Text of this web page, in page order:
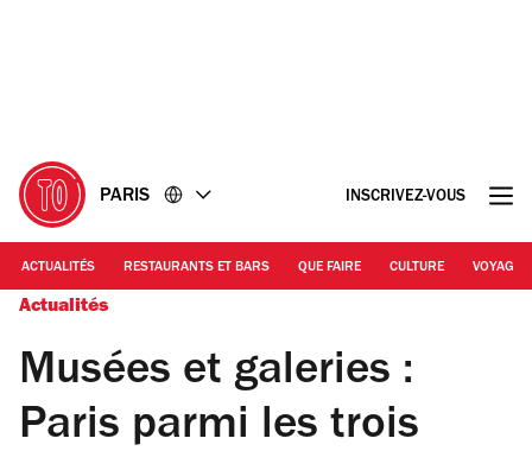
PARIS INSCRIVEZ-VOUS
ACTUALITÉS RESTAURANTS ET BARS QUE FAIRE CULTURE VOYAGE
Actualités
Musées et galeries :
Paris parmi les trois